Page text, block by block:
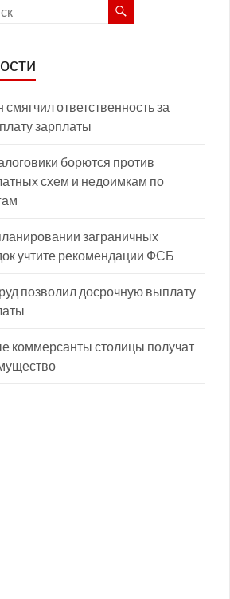
смягчил ответственность за
зарплаты
борются против
схем и недоимкам по
заграничных
учтите рекомендации ФСБ
позволил досрочную выплату
коммерсанты столицы получат